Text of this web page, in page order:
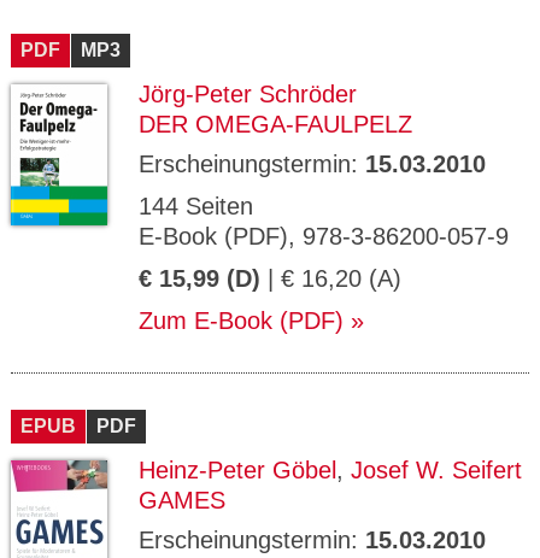
PDF MP3
Jörg-Peter Schröder
DER OMEGA-FAULPELZ
Erscheinungstermin: 15.03.2010
144 Seiten
E-Book (PDF), 978-3-86200-057-9
€ 15,99 (D) | € 16,20 (A)
Zum E-Book (PDF)
EPUB PDF
Heinz-Peter Göbel , Josef W. Seifert
GAMES
Erscheinungstermin: 15.03.2010